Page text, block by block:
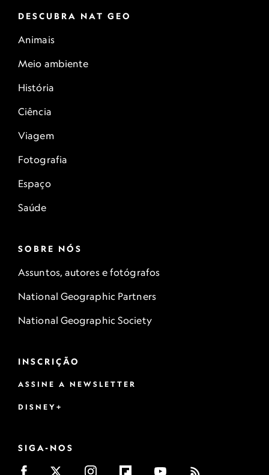
DESCUBRA NAT GEO
Animais
Meio ambiente
História
Ciência
Viagem
Fotografia
Espaço
Saúde
SOBRE NÓS
Assuntos, autores e fotógrafos
National Geographic Partners
National Geographic Society
INSCRIÇÃO
ASSINE A NEWSLETTER
DISNEY+
SIGA-NOS